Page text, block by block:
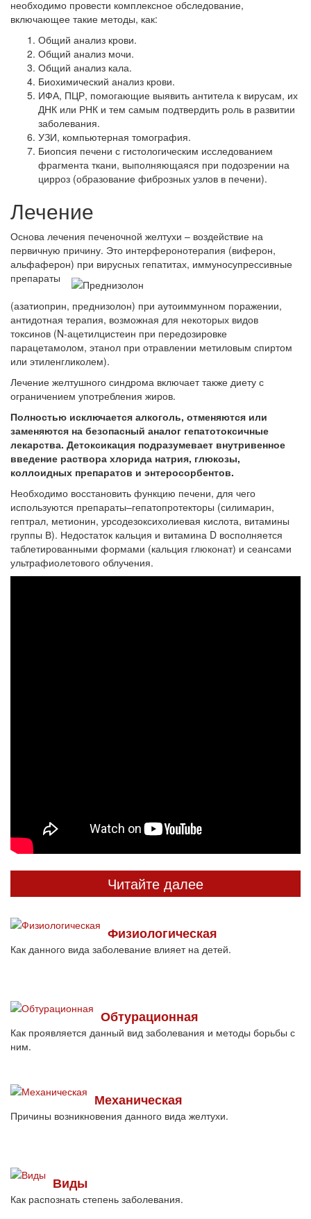
необходимо провести комплексное обследование,
включающее такие методы, как:
Общий анализ крови.
Общий анализ мочи.
Общий анализ кала.
Биохимический анализ крови.
ИФА, ПЦР, помогающие выявить антитела к вирусам, их
ДНК или РНК и тем самым подтвердить роль в развитии
заболевания.
УЗИ, компьютерная томография.
Биопсия печени с гистологическим исследованием
фрагмента ткани, выполняющаяся при подозрении на
цирроз (образование фиброзных узлов в печени).
Лечение
Основа лечения печеночной желтухи – воздействие на
первичную причину. Это интерферонотерапия (виферон,
альфаферон) при вирусных гепатитах, иммуносупрессивные
препараты
(азатиоприн, преднизолон) при аутоиммунном поражении,
антидотная терапия, возможная для некоторых видов
токсинов (N-ацетилцистеин при передозировке
парацетамолом, этанол при отравлении метиловым спиртом
или этиленгликолем).
Лечение желтушного синдрома включает также диету с
ограничением употребления жиров.
Полностью исключается алкоголь, отменяются или
заменяются на безопасный аналог гепатотоксичные
лекарства. Детоксикация подразумевает внутривенное
введение раствора хлорида натрия, глюкозы,
коллоидных препаратов и энтеросорбентов.
Необходимо восстановить функцию печени, для чего
используются препараты–гепатопротекторы (силимарин,
гептрал, метионин, урсодезоксихолиевая кислота, витамины
группы В). Недостаток кальция и витамина D восполняется
таблетированными формами (кальция глюконат) и сеансами
ультрафиолетового облучения.
Читайте далее
Физиологическая
Как данного вида заболевание влияет на детей.
Обтурационная
Как проявляется данный вид заболевания и методы борьбы с
ним.
Механическая
Причины возникновения данного вида желтухи.
Виды
Как распознать степень заболевания.